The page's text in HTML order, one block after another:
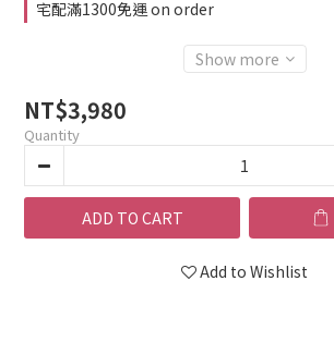
宅配滿1300免運 on order
Show more
NT$3,980
Quantity
ADD TO CART
Add to Wishlist